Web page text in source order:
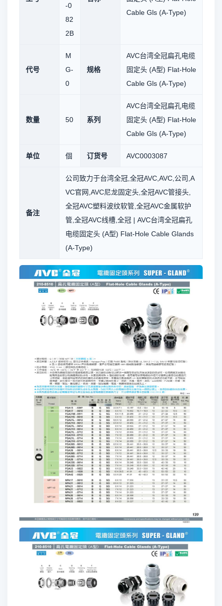
-0
82
2B
Cable Gls (A-Type)
代号
M
G-
0
规格
AVC台湾全冠扁孔电缆
固定头 (A型) Flat-Hole
Cable Gls (A-Type)
数量 50 系列
AVC台湾全冠扁孔电缆
固定头 (A型) Flat-Hole
Cable Gls (A-Type)
单位 個 订货号 AVC0003087
备注
公司致力于台湾全冠,全冠AVC,AVC,公司,A
VC官网,AVC尼龙固定头,全冠AVC管接头,
全冠AVC塑料波纹软管,全冠AVC金属软护
管,全冠AVC线槽,全冠 | AVC台湾全冠扁孔
电缆固定头 (A型) Flat-Hole Cable Glands
(A-Type)